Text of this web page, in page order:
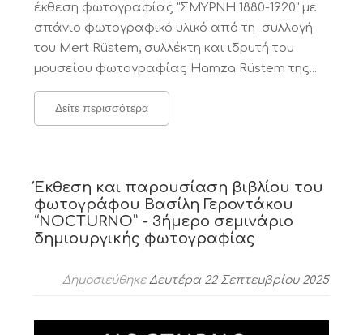
έκθεση φωτογραφίας “ΣΜΥΡΝΗ 1880-1920” με
σπάνιο φωτογραφικό υλικό από τη συλλογή
του Mert Rüstem, συλλέκτη και ιδρυτή του
μουσείου φωτογραφίας Hamza Rüstem της...
Δείτε περισσότερα
Έκθεση και παρουσίαση βιβλίου του
φωτογράφου Βασίλη Γεροντάκου
“NOCTURNO” - 3ήμερο σεμινάριο
δημιουργικής φωτογραφίας
ΔημοσιεύθηκεΔευτέρα 22 Σεπτεμβρίου 2025